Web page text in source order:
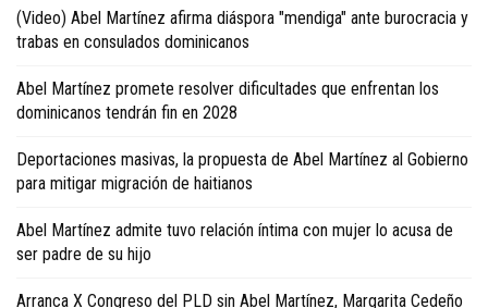
(Video) Abel Martínez afirma diáspora "mendiga" ante burocracia y
trabas en consulados dominicanos
Abel Martínez promete resolver dificultades que enfrentan los
dominicanos tendrán fin en 2028
Deportaciones masivas, la propuesta de Abel Martínez al Gobierno
para mitigar migración de haitianos
Abel Martínez admite tuvo relación íntima con mujer lo acusa de
ser padre de su hijo
Arranca X Congreso del PLD sin Abel Martínez, Margarita Cedeño